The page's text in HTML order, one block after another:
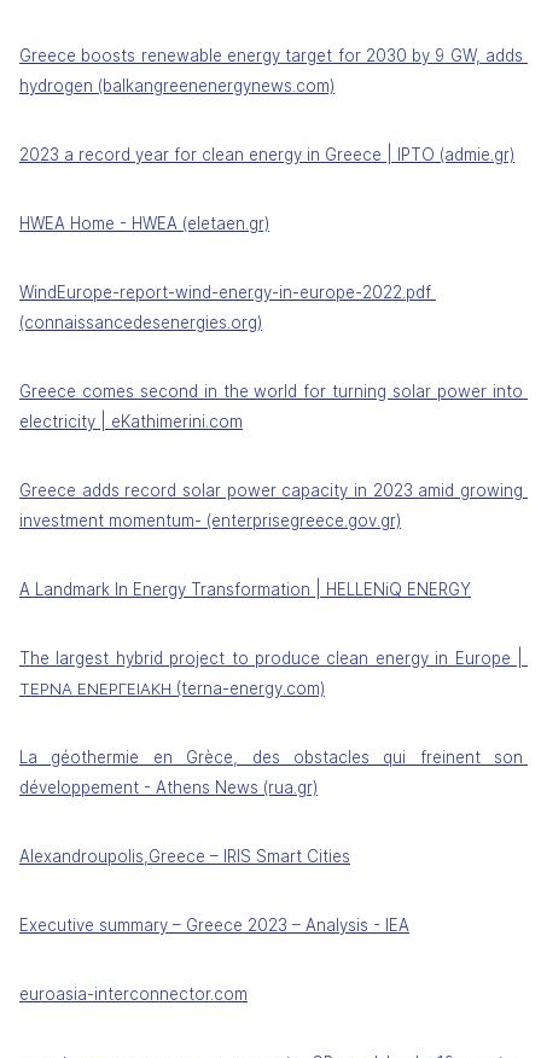
Greece boosts renewable energy target for 2030 by 9 GW, adds
hydrogen (balkangreenenergynews.com)
2023 a record year for clean energy in Greece | IPTO (admie.gr)
HWEA Home - HWEA (eletaen.gr)
WindEurope-report-wind-energy-in-europe-2022.pdf
(connaissancedesenergies.org)
Greece comes second in the world for turning solar power into
electricity | eKathimerini.com
Greece adds record solar power capacity in 2023 amid growing
investment momentum- (enterprisegreece.gov.gr)
A Landmark In Energy Transformation | HELLENiQ ENERGY
The largest hybrid project to produce clean energy in Europe |
ΤΕΡΝΑ ΕΝΕΡΓΕΙΑΚΗ (terna-energy.com)
La géothermie en Grèce, des obstacles qui freinent son
développement - Athens News (rua.gr)
Alexandroupolis,Greece – IRIS Smart Cities
Executive summary – Greece 2023 – Analysis - IEA
euroasia-interconnector.com